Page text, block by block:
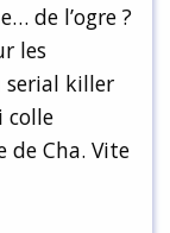
de l’ogre ?
les
serial killer
colle
de Cha. Vite